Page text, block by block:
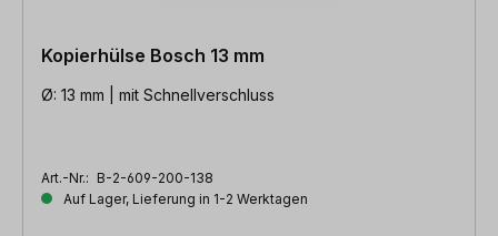
Kopierhülse Bosch 13 mm
Ø: 13 mm | mit Schnellverschluss
Art.-Nr.: B-2-609-200-138
Auf Lager, Lieferung in 1-2 Werktagen